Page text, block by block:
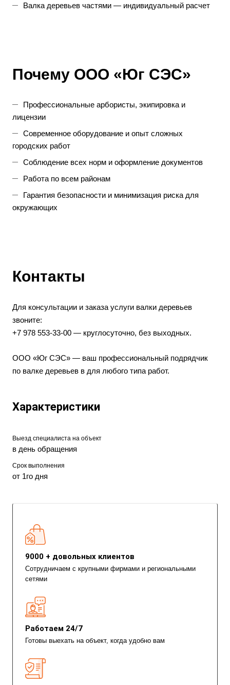
Валка деревьев частями — индивидуальный расчет
Почему ООО «Юг СЭС»
Профессиональные арбористы, экипировка и
лицензии
Современное оборудование и опыт сложных
городских работ
Соблюдение всех норм и оформление документов
Работа по всем районам
Гарантия безопасности и минимизация риска для
окружающих
Контакты
Для консультации и заказа услуги валки деревьев
звоните:
+7 978 553‑33‑00 — круглосуточно, без выходных.
ООО «Юг СЭС» — ваш профессиональный подрядчик
по валке деревьев в для любого типа работ.
Характеристики
Выезд специалиста на объект
в день обращения
Срок выполнения
от 1го дня
9000 + довольных клиентов
Сотрудничаем с крупными фирмами и региональными
сетями
Работаем 24/7
Готовы выехать на объект, когда удобно вам